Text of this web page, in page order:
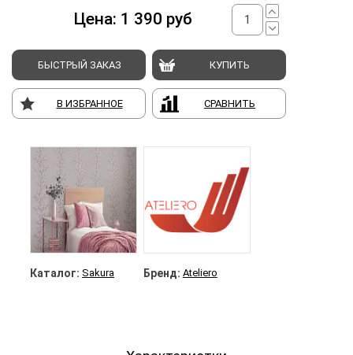
Цена: 1 390 руб
БЫСТРЫЙ ЗАКАЗ КУПИТЬ
В ИЗБРАННОЕ СРАВНИТЬ
Каталог: Sakura Бренд: Ateliero